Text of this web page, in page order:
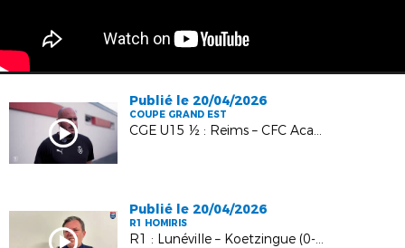
Publié le 20/04/2026
COUPE GRAND EST
CGE U15 ½ : Reims – CFC Academy (2-1)
Publié le 20/04/2026
R1 HOMIRIS
R1 : Lunéville – Koetzingue (0-2)